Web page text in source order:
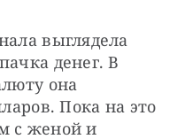
выглядела
денег. В
она
Пока на это
с женой и